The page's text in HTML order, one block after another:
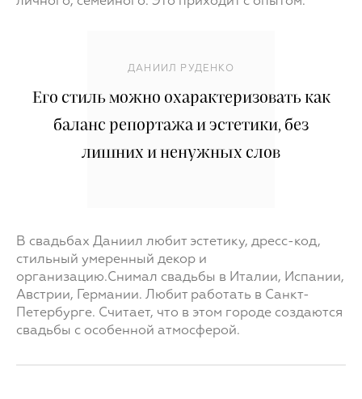
ДАНИИЛ РУДЕНКО
Его стиль можно охарактеризовать как
баланс репортажа и эстетики, без
лишних и ненужных слов
В свадьбах Даниил любит эстетику, дресс-код,
стильный умеренный декор и
организацию.Снимал свадьбы в Италии, Испании,
Австрии, Германии. Любит работать в Санкт-
Петербурге. Считает, что в этом городе создаются
свадьбы с особенной атмосферой.